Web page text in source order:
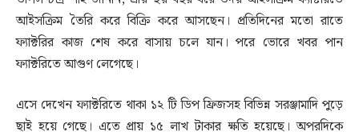
আইসক্রিম তৈরি করে বিক্রি করে আসছেন। প্রতিদিনের মতো রাতে
ফ্যাক্টরির কাজ শেষ করে বাসায় চলে যান। পরে ভোরে খবর পান
ফ্যাক্টরিতে আগুণ লেগেছে।
এসে দেখেন ফ্যাক্টরিতে থাকা ১২ টি ডিপ ফ্রিজসহ বিভিন্ন সরঞ্জামাদি পুড়ে
ছাই হয়ে গেছে। এতে প্রায় ১৫ লাখ টাকার ক্ষতি হয়েছে। অপরদিকে